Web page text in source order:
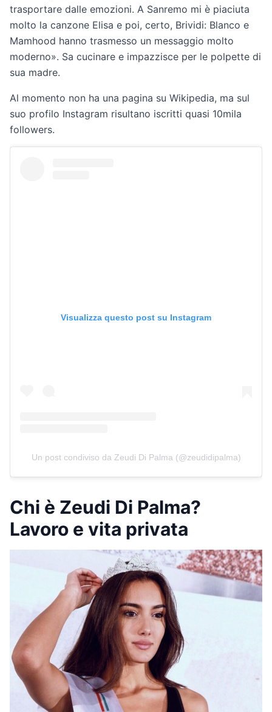
trasportare dalle emozioni. A Sanremo mi è piaciuta
molto la canzone Elisa e poi, certo, Brividi: Blanco e
Mamhood hanno trasmesso un messaggio molto
moderno». Sa cucinare e impazzisce per le polpette di
sua madre.
Al momento non ha una pagina su Wikipedia, ma sul
suo profilo Instagram risultano iscritti quasi 10mila
followers.
Visualizza questo post su Instagram
Un post condiviso da Zeudi Di Palma (@zeudidipalma)
Chi è Zeudi Di Palma?
Lavoro e vita privata